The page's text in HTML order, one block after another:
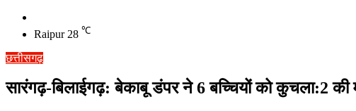
skin
Raipur 28 ℃
छत्तीसगढ़
सारंगढ़-बिलाईगढ़: बेकाबू डंपर ने 6 बच्चियों को कुचला:2